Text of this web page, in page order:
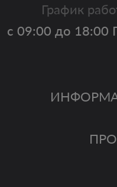
График
с 09:00 до 18:00